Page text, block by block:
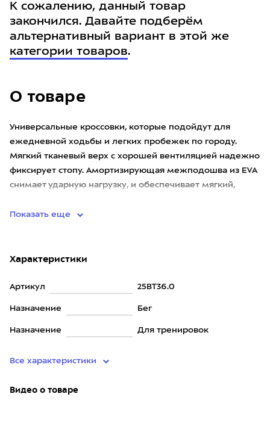
О товаре
Универсальные кроссовки, которые подойдут для
ежедневной ходьбы и легких пробежек по городу.
Мягкий тканевый верх с хорошей вентиляцией надежно
фиксирует стопу. Амортизирующая межподошва из EVA
снимает ударную нагрузку, и обеспечивает мягкий,
Показать еще
Характеристики
Артикул 25BT36.0
Назначение Бег
Назначение Для тренировок
Все характеристики
Видео о товаре
К сожалению, данный товар
закончился. Давайте подберём
альтернативный вариант в этой же
категории товаров.